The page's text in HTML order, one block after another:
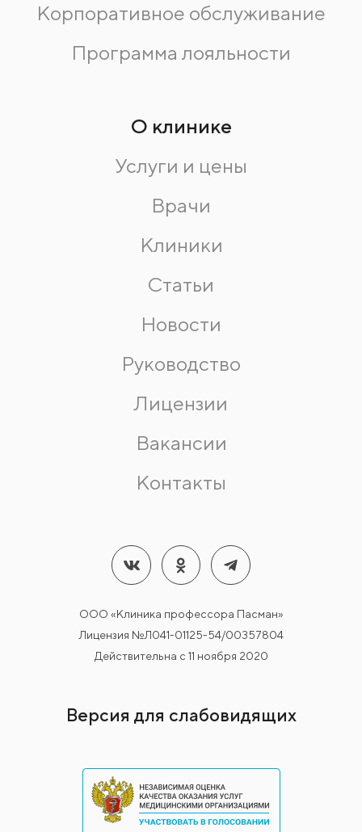
Корпоративное обслуживание
Программа лояльности
О клинике
Услуги и цены
Врачи
Клиники
Статьи
Новости
Руководство
Лицензии
Вакансии
Контакты
ООО «Клиника профессора Пасман»
Лицензия №Л041-01125-54/00357804
Действительна с 11 ноября 2020
Версия для слабовидящих